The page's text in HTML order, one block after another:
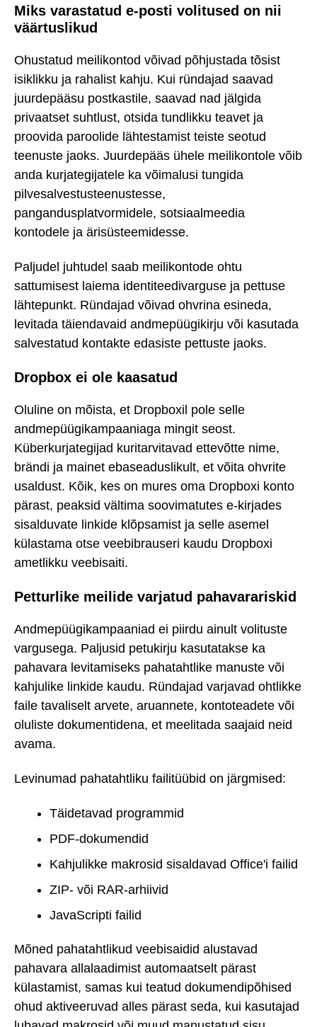
Miks varastatud e-posti volitused on nii
väärtuslikud
Ohustatud meilikontod võivad põhjustada tõsist
isiklikku ja rahalist kahju. Kui ründajad saavad
juurdepääsu postkastile, saavad nad jälgida
privaatset suhtlust, otsida tundlikku teavet ja
proovida paroolide lähtestamist teiste seotud
teenuste jaoks. Juurdepääs ühele meilikontole võib
anda kurjategijatele ka võimalusi tungida
pilvesalvestusteenustesse,
pangandusplatvormidele, sotsiaalmeedia
kontodele ja ärisüsteemidesse.
Paljudel juhtudel saab meilikontode ohtu
sattumisest laiema identiteedivarguse ja pettuse
lähtepunkt. Ründajad võivad ohvrina esineda,
levitada täiendavaid andmepüügikirju või kasutada
salvestatud kontakte edasiste pettuste jaoks.
Dropbox ei ole kaasatud
Oluline on mõista, et Dropboxil pole selle
andmepüügikampaaniaga mingit seost.
Küberkurjategijad kuritarvitavad ettevõtte nime,
brändi ja mainet ebaseaduslikult, et võita ohvrite
usaldust. Kõik, kes on mures oma Dropboxi konto
pärast, peaksid vältima soovimatutes e-kirjades
sisalduvate linkide klõpsamist ja selle asemel
külastama otse veebibrauseri kaudu Dropboxi
ametlikku veebisaiti.
Petturlike meilide varjatud pahavarariskid
Andmepüügikampaaniad ei piirdu ainult volituste
vargusega. Paljusid petukirju kasutatakse ka
pahavara levitamiseks pahatahtlike manuste või
kahjulike linkide kaudu. Ründajad varjavad ohtlikke
faile tavaliselt arvete, aruannete, kontoteadete või
oluliste dokumentidena, et meelitada saajaid neid
avama.
Levinumad pahatahtliku failitüübid on järgmised:
Täidetavad programmid
PDF-dokumendid
Kahjulikke makrosid sisaldavad Office'i failid
ZIP- või RAR-arhiivid
JavaScripti failid
Mõned pahatahtlikud veebisaidid alustavad
pahavara allalaadimist automaatselt pärast
külastamist, samas kui teatud dokumendipõhised
ohud aktiveeruvad alles pärast seda, kui kasutajad